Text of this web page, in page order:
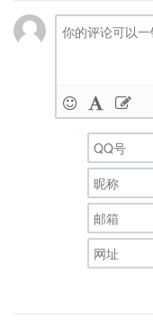
捕获呢？比如 4:3